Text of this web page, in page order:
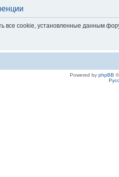
все cookie, установленные данным
Powered by phpBB